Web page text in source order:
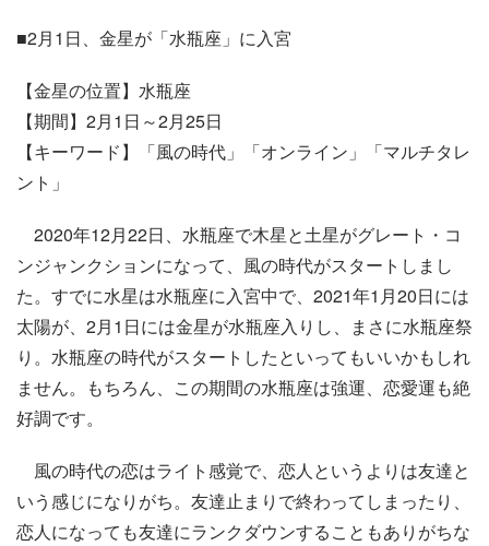
■2月1日、金星が「水瓶座」に入宮
【金星の位置】水瓶座
【期間】2月1日～2月25日
【キーワード】「風の時代」「オンライン」「マルチタレ
ント」
2020年12月22日、水瓶座で木星と土星がグレート・コ
ンジャンクションになって、風の時代がスタートしまし
た。すでに水星は水瓶座に入宮中で、2021年1月20日には
太陽が、2月1日には金星が水瓶座入りし、まさに水瓶座祭
り。水瓶座の時代がスタートしたといってもいいかもしれ
ません。もちろん、この期間の水瓶座は強運、恋愛運も絶
好調です。
風の時代の恋はライト感覚で、恋人というよりは友達と
いう感じになりがち。友達止まりで終わってしまったり、
恋人になっても友達にランクダウンすることもありがちな